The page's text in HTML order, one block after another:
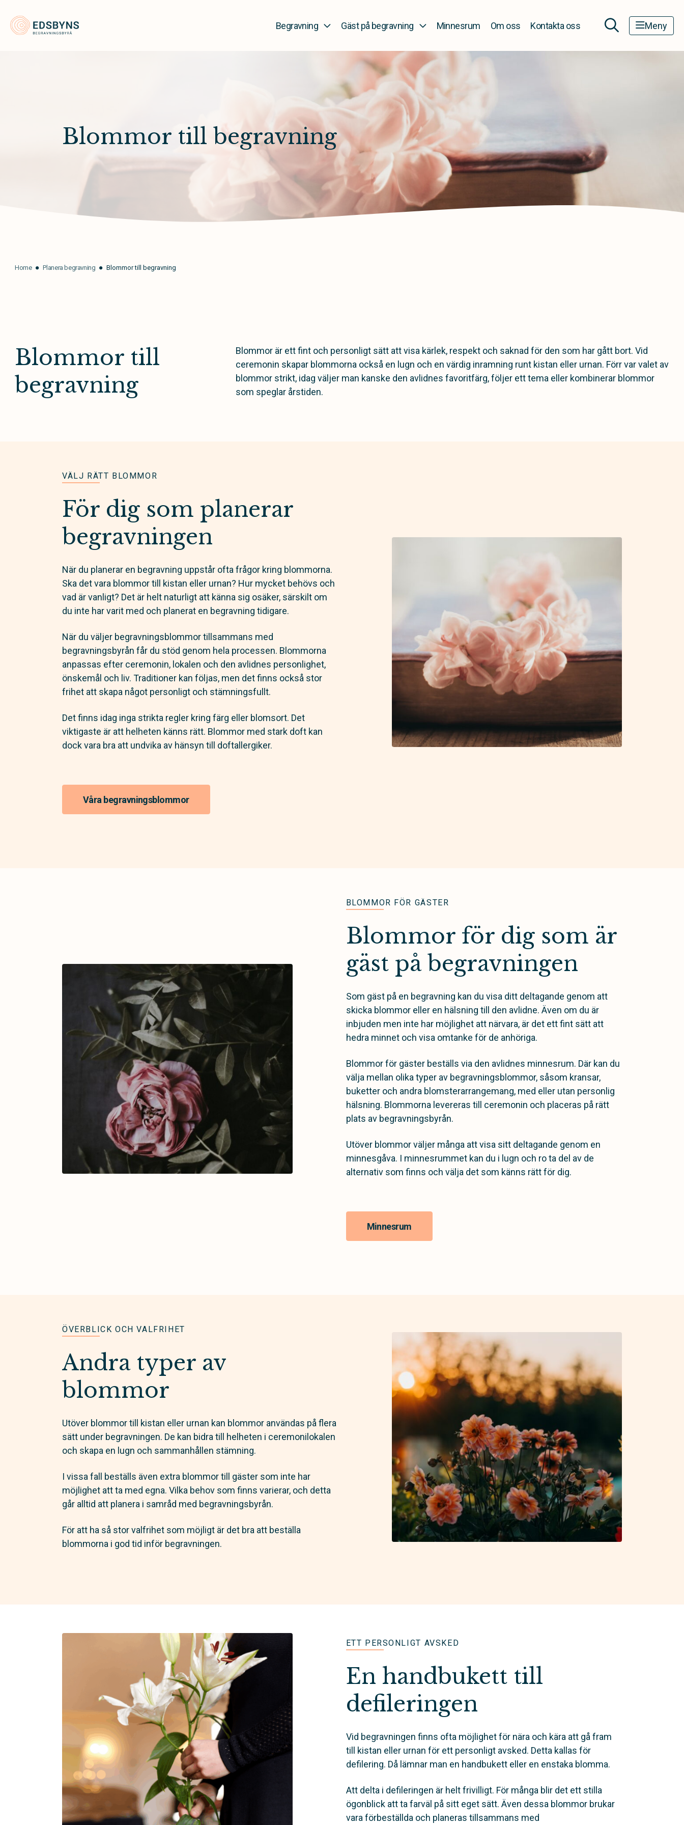
Edsbyns Begravningsbyrå Begravning Gäst på begravning Minnesrum Om oss Kontakta oss Meny
Blommor till begravning
Home Planera begravning Blommor till begravning
Blommor till
begravning
Blommor är ett fint och personligt sätt att visa kärlek, respekt och saknad för den som har gått bort. Vid
ceremonin skapar blommorna också en lugn och en värdig inramning runt kistan eller urnan. Förr var valet av
blommor strikt, idag väljer man kanske den avlidnes favoritfärg, följer ett tema eller kombinerar blommor
som speglar årstiden.
VÄLJ RÄTT BLOMMOR
För dig som planerar
begravningen
När du planerar en begravning uppstår ofta frågor kring blommorna.
Ska det vara blommor till kistan eller urnan? Hur mycket behövs och
vad är vanligt? Det är helt naturligt att känna sig osäker, särskilt om
du inte har varit med och planerat en begravning tidigare.
När du väljer begravningsblommor tillsammans med
begravningsbyrån får du stöd genom hela processen. Blommorna
anpassas efter ceremonin, lokalen och den avlidnes personlighet,
önskemål och liv. Traditioner kan följas, men det finns också stor
frihet att skapa något personligt och stämningsfullt.
Det finns idag inga strikta regler kring färg eller blomsort. Det
viktigaste är att helheten känns rätt. Blommor med stark doft kan
dock vara bra att undvika av hänsyn till doftallergiker.
Våra begravningsblommor
BLOMMOR FÖR GÄSTER
Blommor för dig som är
gäst på begravningen
Som gäst på en begravning kan du visa ditt deltagande genom att
skicka blommor eller en hälsning till den avlidne. Även om du är
inbjuden men inte har möjlighet att närvara, är det ett fint sätt att
hedra minnet och visa omtanke för de anhöriga.
Blommor för gäster beställs via den avlidnes minnesrum. Där kan du
välja mellan olika typer av begravningsblommor, såsom kransar,
buketter och andra blomsterarrangemang, med eller utan personlig
hälsning. Blommorna levereras till ceremonin och placeras på rätt
plats av begravningsbyrån.
Utöver blommor väljer många att visa sitt deltagande genom en
minnesgåva. I minnesrummet kan du i lugn och ro ta del av de
alternativ som finns och välja det som känns rätt för dig.
Minnesrum
ÖVERBLICK OCH VALFRIHET
Andra typer av
blommor
Utöver blommor till kistan eller urnan kan blommor användas på flera
sätt under begravningen. De kan bidra till helheten i ceremonilokalen
och skapa en lugn och sammanhållen stämning.
I vissa fall beställs även extra blommor till gäster som inte har
möjlighet att ta med egna. Vilka behov som finns varierar, och detta
går alltid att planera i samråd med begravningsbyrån.
För att ha så stor valfrihet som möjligt är det bra att beställa
blommorna i god tid inför begravningen.
ETT PERSONLIGT AVSKED
En handbukett till
defileringen
Vid begravningen finns ofta möjlighet för nära och kära att gå fram
till kistan eller urnan för ett personligt avsked. Detta kallas för
defilering. Då lämnar man en handbukett eller en enstaka blomma.
Att delta i defileringen är helt frivilligt. För många blir det ett stilla
ögonblick att ta farväl på sitt eget sätt. Även dessa blommor brukar
vara förbeställda och planeras tillsammans med